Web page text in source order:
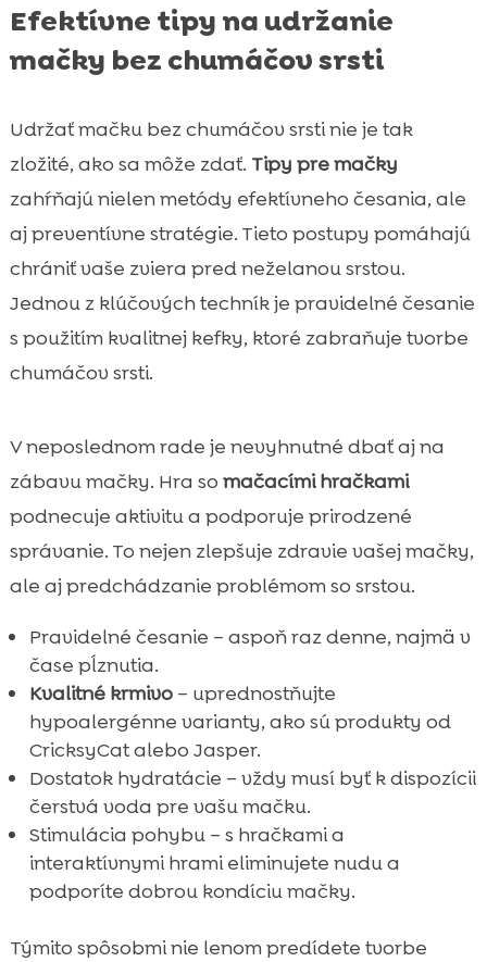
Efektívne tipy na udržanie
mačky bez chumáčov srsti
Udržať mačku bez chumáčov srsti nie je tak
zložité, ako sa môže zdať. Tipy pre mačky
zahŕňajú nielen metódy efektívneho česania, ale
aj preventívne stratégie. Tieto postupy pomáhajú
chrániť vaše zviera pred neželanou srstou.
Jednou z klúčových techník je pravidelné česanie
s použitím kvalitnej kefky, ktoré zabraňuje tvorbe
chumáčov srsti.
V neposlednom rade je nevyhnutné dbať aj na
zábavu mačky. Hra so mačacími hračkami
podnecuje aktivitu a podporuje prirodzené
správanie. To nejen zlepšuje zdravie vašej mačky,
ale aj predchádzanie problémom so srstou.
Pravidelné česanie – aspoň raz denne, najmä v
čase pĺznutia.
Kvalitné krmivo– uprednostňujte
hypoalergénne varianty, ako sú produkty od
CricksyCat alebo Jasper.
Dostatok hydratácie – vždy musí byť k dispozícii
čerstvá voda pre vašu mačku.
Stimulácia pohybu – s hračkami a
interaktívnymi hrami eliminujete nudu a
podporíte dobrou kondíciu mačky.
Týmito spôsobmi nie lenom predídete tvorbe